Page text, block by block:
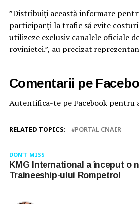
”Distribuiți această informare
participanți la trafic să evite
utilizeze exclusiv canalele oficiale
rovinietei.”, au precizat
Comentarii pe
Autentifica-te pe Facebook pentru
RELATED TOPICS: PORTAL CNAIR
DON'T MISS
KMG International a început o
Traineeship-ului Rompetrol